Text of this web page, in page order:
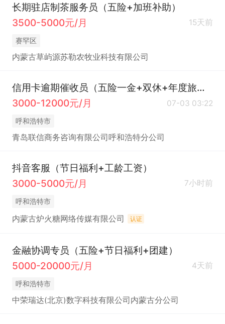
长期驻店制茶服务员（五险+加班补助）
3500-5000元/月
15天前
赛罕区
内蒙古草屿源苏勒农牧业科技有限公司
信用卡逾期催收员（五险一金+双休+年度旅游）
3000-12000元/月
07-03 03:22
呼和浩特市
青岛联信商务咨询有限公司呼和浩特分公司
抖音客服（节日福利+工龄工资）
3000-5000元/月
7小时前
呼和浩特市
内蒙古炉火糖网络传媒有限公司 认证
金融协调专员（五险+节日福利+团建）
5000-20000元/月
4天前
呼和浩特市
中荣瑞达(北京)数字科技有限公司内蒙古分公司